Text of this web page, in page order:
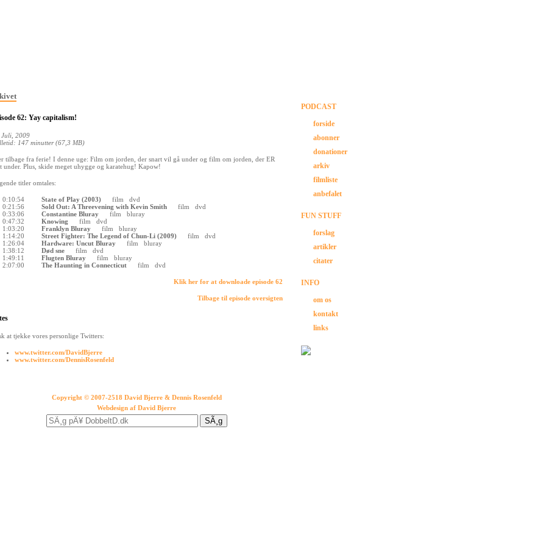
PODCAST
forside
abonner
donationer
arkiv
filmliste
anbefalet
FUN STUFF
forslag
artikler
citater
INFO
om os
kontakt
links
62: Yay capitalism!
Juli, 2009
147 minutter (67,3 MB)
tilbage fra ferie! I denne uge: Film om jorden, der snart vil gå under og film om jorden, der ER
under. Plus, skide meget uhygge og karatehug! Kapow!
titler omtales:
0:10:54 State of Play (2003) film
dvd
0:21:56
Sold Out: A Threevening with Kevin Smith film
dvd
0:33:06
Constantine Bluray film
bluray
0:47:32
Knowing film
dvd
1:03:20
Franklyn Bluray film
bluray
1:14:20
Street Fighter: The Legend of Chun-Li (2009) film
dvd
1:26:04
Hardware: Uncut Bluray film
bluray
1:38:12
Død sne film
dvd
1:49:11
Flugten Bluray film
bluray
2:07:00
The Haunting in Connecticut film dvd
Klik her for at downloade episode 62
Tilbage til episode oversigten
at tjekke vores personlige Twitters:
www.twitter.com/DavidBjerre
www.twitter.com/DennisRosenfeld
Copyright © 2007-2518 David Bjerre & Dennis Rosenfeld
Webdesign af David Bjerre
SÃ¸g